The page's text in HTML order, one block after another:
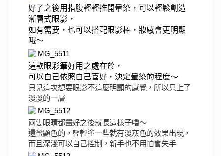
好了之後用指腹輕輕推開暈染，可以輕鬆創造
漸層式眼影，
如有需要，也可以搭配眼影棒，妝感會更明顯
哦～
這款眼彩筆好用之處在於，
可以自己依照自己喜好，決定暈染的程度～
貝兒這次想要眼影不這麼明顯的感覺，所以只上了
淡淡的一層
兩隻眼睛都畫好之後就長這樣子嚕～
還蠻顯色的，輕輕塗一些就有淡灰色的效果出現，
而且深淺可以自己控制，新手也不用怕會失手